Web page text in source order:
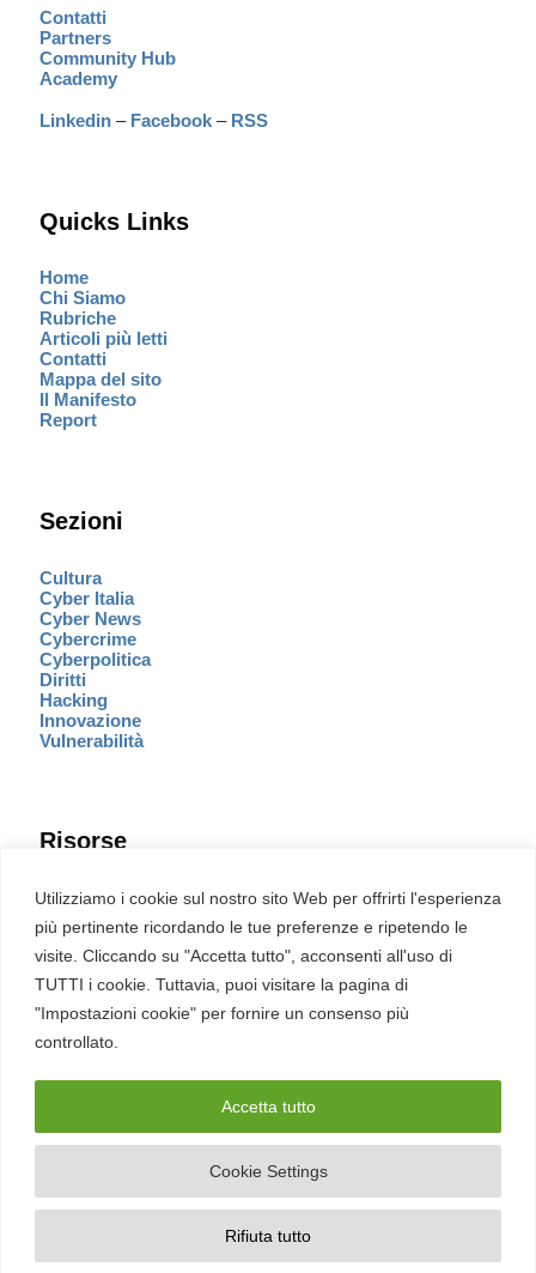
Utilizziamo i cookie sul nostro sito Web per offrirti l'esperienza
più pertinente ricordando le tue preferenze e ripetendo le
visite. Cliccando su "Accetta tutto", acconsenti all'uso di
TUTTI i cookie. Tuttavia, puoi visitare la pagina di
"Impostazioni cookie" per fornire un consenso più
controllato.
Cookie Settings
Rifiuta tutto
Accetta tutto
Contatti
Partners
Community Hub
Academy
Linkedin – Facebook – RSS
Quicks Links
Home
Chi Siamo
Rubriche
Articoli più letti
Contatti
Mappa del sito
Il Manifesto
Report
Sezioni
Cultura
Cyber Italia
Cyber News
Cybercrime
Cyberpolitica
Diritti
Hacking
Innovazione
Vulnerabilità
Risorse
Eventi
Fumetto Cyber
Newsletter
Servizi
Pubblicità
English
Ultime CVE critiche
2026 – REDHOTCYBER Srl. Tutti i diritti riservati